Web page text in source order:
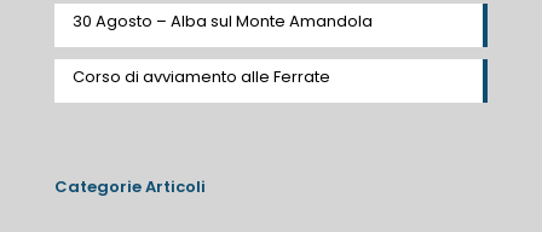
30 Agosto – Alba sul Monte Amandola
Corso di avviamento alle Ferrate
Categorie Articoli